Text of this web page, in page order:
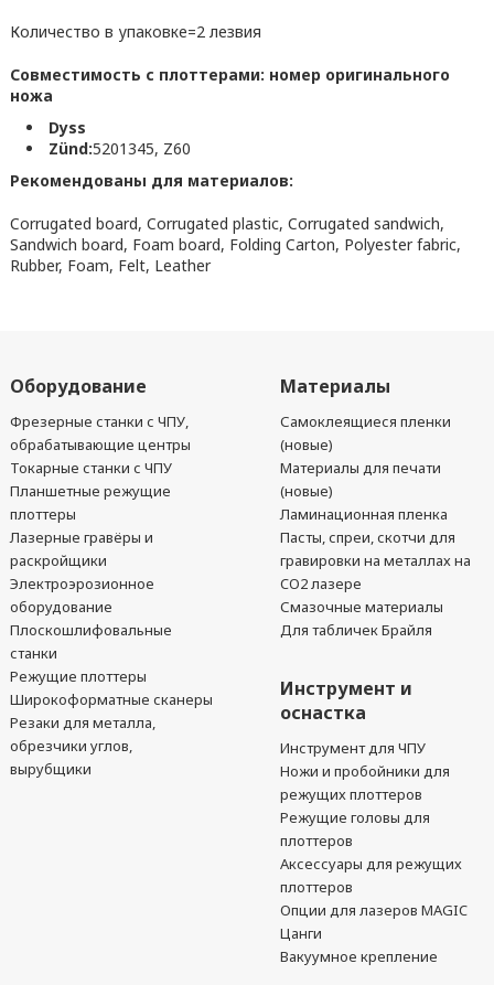
Количество в упаковке=2 лезвия
Совместимость с плоттерами: номер оригинального
ножа
Dyss
Zünd:5201345, Z60
Рекомендованы для материалов:
Corrugated board, Corrugated plastic, Corrugated sandwich,
Sandwich board, Foam board, Folding Carton, Polyester fabric,
Rubber, Foam, Felt, Leather
Оборудование
Фрезерные станки с ЧПУ,
обрабатывающие центры
Токарные станки с ЧПУ
Планшетные режущие
плоттеры
Лазерные гравёры и
раскройщики
Электроэрозионное
оборудование
Плоскошлифовальные
станки
Режущие плоттеры
Широкоформатные сканеры
Резаки для металла,
обрезчики углов,
вырубщики
Материалы
Самоклеящиеся пленки
(новые)
Материалы для печати
(новые)
Ламинационная пленка
Пасты, спреи, скотчи для
гравировки на металлах на
CO2 лазере
Смазочные материалы
Для табличек Брайля
Инструмент и
оснастка
Инструмент для ЧПУ
Ножи и пробойники для
режущих плоттеров
Режущие головы для
плоттеров
Аксессуары для режущих
плоттеров
Опции для лазеров MAGIC
Цанги
Вакуумное крепление